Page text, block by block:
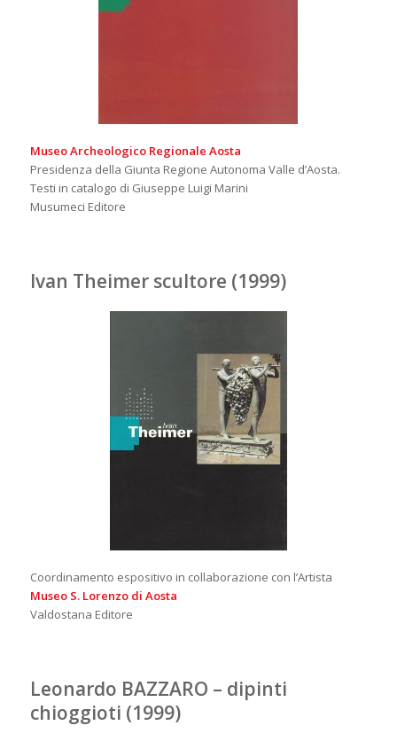
Museo Archeologico Regionale Aosta
Presidenza della Giunta Regione Autonoma Valle d’Aosta.
Testi in catalogo di Giuseppe Luigi Marini
Musumeci Editore
Ivan Theimer scultore (1999)
Coordinamento espositivo in collaborazione con l’Artista
Museo S. Lorenzo di Aosta
Valdostana Editore
Leonardo BAZZARO – dipinti
chioggioti (1999)